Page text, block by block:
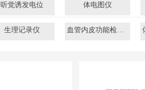
听觉诱发电位 体电图仪
生理记录仪 血管内皮功能检测仪